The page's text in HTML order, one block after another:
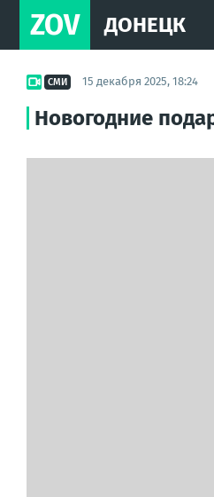
ZOV ДОНЕЦК
СМИ 15 декабря 2025, 18:24
Новогодние